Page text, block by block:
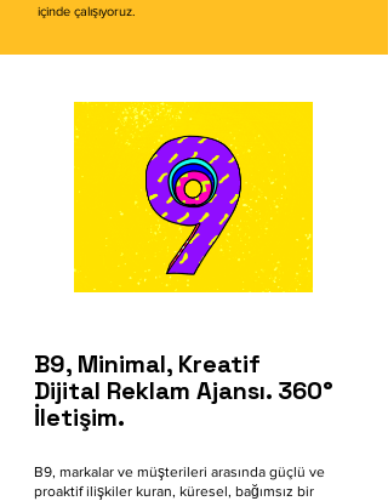
içinde çalışıyoruz.
B9, Minimal, Kreatif
Dijital Reklam Ajansı. 360°
İletişim.
B9, markalar ve müşterileri arasında güçlü ve
proaktif ilişkiler kuran, küresel, bağımsız bir